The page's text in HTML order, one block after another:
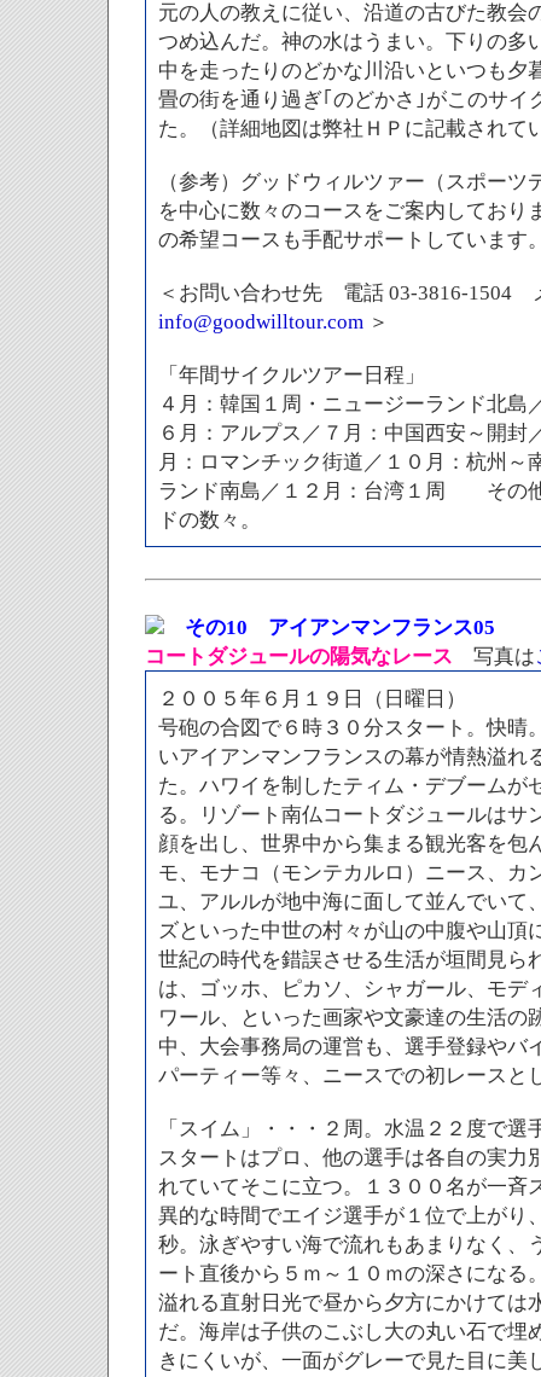
元の人の教えに従い、沿道の古びた教会
つめ込んだ。神の水はうまい。下りの多
中を走ったりのどかな川沿いといつも夕
畳の街を通り過ぎ｢のどかさ｣がこのサイ
た。（詳細地図は弊社ＨＰに記載されて
（参考）グッドウィルツァー（スポー
を中心に数々のコースをご案内しており
の希望コースも手配サポートしています
＜お問い合わせ先 電話 03-3816-1504
info@goodwilltour.com ＞
「年間サイクルツアー日程」
４月：韓国１周・ニュージーランド北島
６月：アルプス／７月：中国西安～開封
月：ロマンチック街道／１０月：杭州～
ランド南島／１２月：台湾１周 その
ドの数々。
その10 アイアンマンフランス05
コートダジュールの陽気なレース 写真は
２００５年６月１９日（日曜日）
号砲の合図で６時３０分スタート。快晴
いアイアンマンフランスの幕が情熱溢れ
た。ハワイを制したティム・デブームが
る。リゾート南仏コートダジュールはサ
顔を出し、世界中から集まる観光客を包
モ、モナコ（モンテカルロ）ニース、カ
ユ、アルルが地中海に面して並んでいて
ズといった中世の村々が山の中腹や山頂
世紀の時代を錯誤させる生活が垣間見ら
は、ゴッホ、ピカソ、シャガール、モデ
ワール、といった画家や文豪達の生活の
中、大会事務局の運営も、選手登録やバ
パーティー等々、ニースでの初レースと
「スイム」・・・２周。水温２２度で
スタートはプロ、他の選手は各自の実力
れていてそこに立つ。１３００名が一斉
異的な時間でエイジ選手が１位で上がり
秒。泳ぎやすい海で流れもあまりなく、
ート直後から５ｍ～１０ｍの深さになる
溢れる直射日光で昼から夕方にかけては
だ。海岸は子供のこぶし大の丸い石で埋
きにくいが、一面がグレーで見た目に美